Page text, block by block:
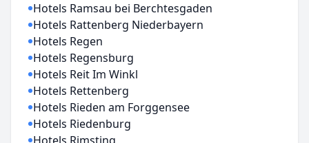
Hotels Ramsau bei Berchtesgaden
Hotels Rattenberg Niederbayern
Hotels Regen
Hotels Regensburg
Hotels Reit Im Winkl
Hotels Rettenberg
Hotels Rieden am Forggensee
Hotels Riedenburg